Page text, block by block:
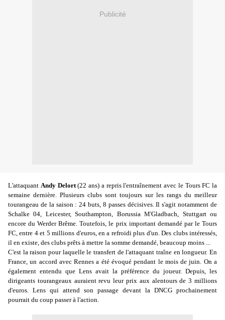
Publicité
L'attaquant Andy Delort(22 ans) a repris l'entraînement avec le Tours FC la
semaine dernière. Plusieurs clubs sont toujours sur les rangs du meilleur
tourangeau de la saison : 24 buts, 8 passes décisives. Il s'agit notamment de
Schalke 04, Leicester, Southampton, Borussia M'Gladbach, Stuttgart ou
encore du Werder Brême. Toutefois, le prix important demandé par le Tours
FC, entre 4 et 5 millions d'euros, en a refroidi plus d'un. Des clubs intéressés,
il en existe, des clubs prêts à mettre la somme demandé, beaucoup moins ...
C'est la raison pour laquelle le transfert de l'attaquant traîne en longueur. En
France, un accord avec Rennes a été évoqué pendant le mois de juin. On a
également entendu que Lens avait la préférence du joueur. Depuis, les
dirigeants tourangeaux auraient revu leur prix aux alentours de 3 millions
d'euros. Lens qui attend son passage devant la DNCG prochainement
pourrait du coup passer à l'action.